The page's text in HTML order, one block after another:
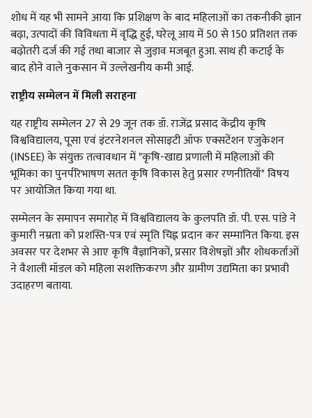
शोध में यह भी सामने आया कि प्रशिक्षण के बाद महिलाओं का तकनीकी ज्ञान
बढ़ा, उत्पादों की विविधता में वृद्धि हुई, घरेलू आय में 50 से 150 प्रतिशत तक
बढ़ोतरी दर्ज की गई तथा बाजार से जुड़ाव मजबूत हुआ. साथ ही कटाई के
बाद होने वाले नुकसान में उल्लेखनीय कमी आई.
राष्ट्रीय सम्मेलन में मिली सराहना
यह राष्ट्रीय सम्मेलन 27 से 29 जून तक डॉ. राजेंद्र प्रसाद केंद्रीय कृषि
विश्वविद्यालय, पूसा एवं इंटरनेशनल सोसाइटी ऑफ एक्सटेंशन एजुकेशन
(INSEE) के संयुक्त तत्वावधान में "कृषि-खाद्य प्रणाली में महिलाओं की
भूमिका का पुनर्परिभाषण सतत कृषि विकास हेतु प्रसार रणनीतियाँ" विषय
पर आयोजित किया गया था.
सम्मेलन के समापन समारोह में विश्वविद्यालय के कुलपति डॉ. पी. एस. पांडे ने
कुमारी नम्रता को प्रशस्ति-पत्र एवं स्मृति चिह्न प्रदान कर सम्मानित किया. इस
अवसर पर देशभर से आए कृषि वैज्ञानिकों, प्रसार विशेषज्ञों और शोधकर्ताओं
ने वैशाली मॉडल को महिला सशक्तिकरण और ग्रामीण उद्यमिता का प्रभावी
उदाहरण बताया.